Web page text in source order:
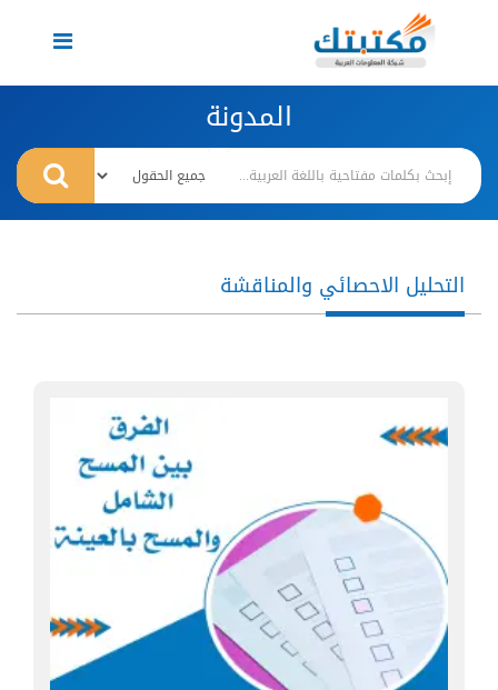
Toggle
navigation
المدونة
التحليل الاحصائي والمناقشة